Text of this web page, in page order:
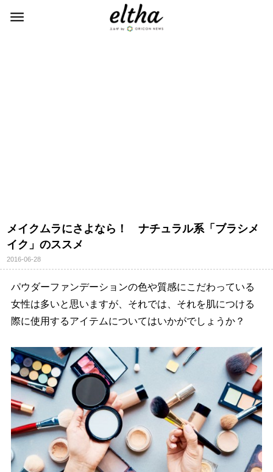
メイクムラにさよなら！ ナチュラル系「ブラシメ
イク」のススメ
2016-06-28
パウダーファンデーションの色や質感にこだわっている
女性は多いと思いますが、それでは、それを肌につける
際に使用するアイテムについてはいかがでしょうか？